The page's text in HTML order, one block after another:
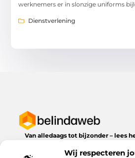
Wij respecteren
werknemers er in slonzige uniforms
Dienstverlening
Van alledaags tot bijzonder – lees
dagelijks leven te